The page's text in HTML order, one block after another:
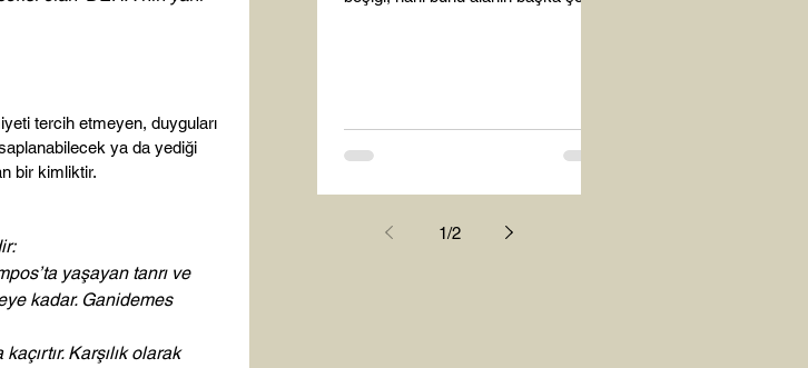
tercih etmeyen, duyguları
ya da yediği
bir kimliktir.
yaşayan tanrı ve
kadar. Ganidemes
Karşılık olarak
1/2